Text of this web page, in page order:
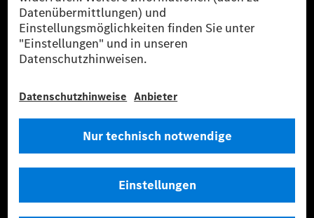
Mehr erfahren
Technische Support-Hotline Kontakt Standorte
Rechtliche Hinweise
Einstellungen